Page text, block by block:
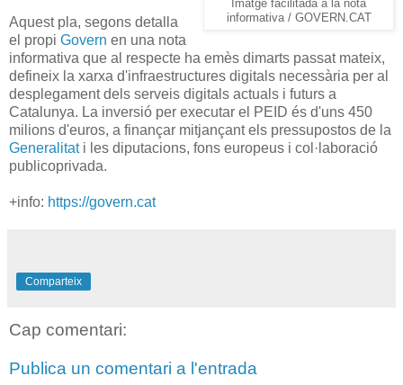
Imatge facilitada a la nota
informativa / GOVERN.CAT
Aquest pla, segons detalla
el propi Govern en una nota
informativa que al respecte ha emès dimarts passat mateix,
defineix la xarxa d'infraestructures digitals necessària per al
desplegament dels serveis digitals actuals i futurs a
Catalunya. La inversió per executar el PEID és d'uns 450
milions d'euros, a finançar mitjançant els pressupostos de la
Generalitati les diputacions, fons europeus i col·laboració
publicoprivada.
+info: https://govern.cat
Comparteix
Cap comentari:
Publica un comentari a l'entrada